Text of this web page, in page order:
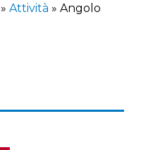
» Attività » Angolo